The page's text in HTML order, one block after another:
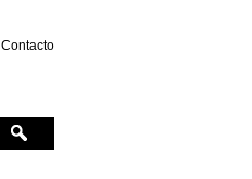
Contacto